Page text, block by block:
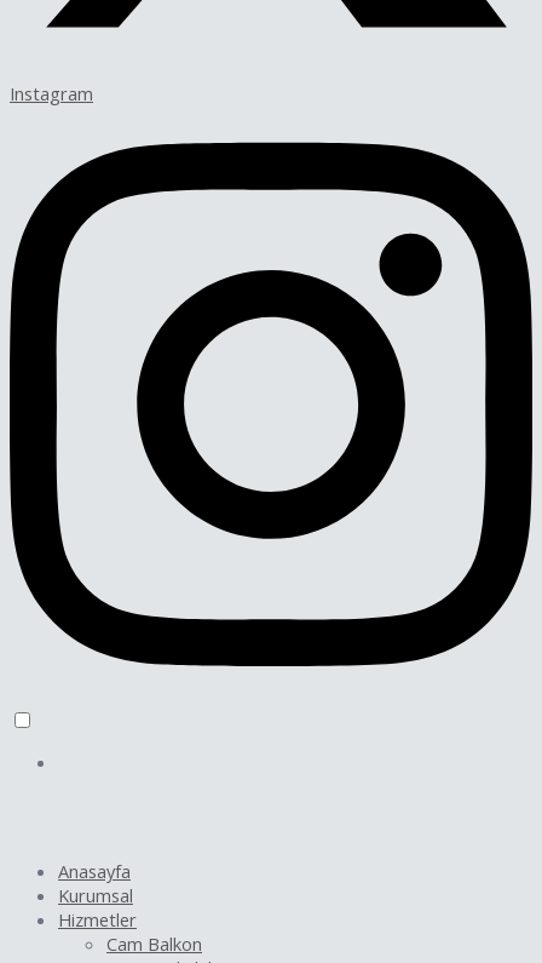
Instagram
Anasayfa
Kurumsal
Hizmetler
Cam Balkon